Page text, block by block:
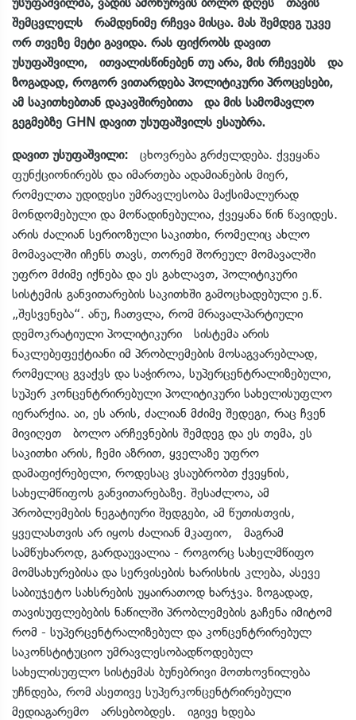
შემცვლელს რამდენიმე რჩევა მისცა. მას შემდეგ უკვე
ორ თვეზე მეტი გავიდა. რას ფიქრობს დავით
უსუფაშვილი, ითვალისწინებენ თუ არა, მის რჩევებს და
ზოგადად, როგორ ვითარდება პოლიტიკური პროცესები,
ამ საკითხებთან დაკავშირებითა და მის სამომავლო
გეგმებზე GHN დავით უსუფაშვილს ესაუბრა.
დავით უსუფაშვილი: ცხოვრება გრძელდება. ქვეყანა
ფუნქციონირებს და იმართება ადამიანების მიერ,
რომელთა უდიდესი უმრავლესობა მაქსიმალურად
მონდომებული და მოწადინებულია, ქვეყანა წინ წავიდეს.
არის ძალიან სერიოზული საკითხი, რომელიც ახლო
მომავალში იჩენს თავს, თორემ შორეულ მომავალში
უფრო მძიმე იქნება და ეს გახლავთ, პოლიტიკური
სისტემის განვითარების საკითხში გამოცხადებული ე.წ.
„შესვენება“. ანუ, ჩათვლა, რომ მრავალპარტიული
დემოკრატიული პოლიტიკური სისტემა არის
ნაკლებეფექტიანი იმ პრობლემების მოსაგვარებლად,
რომელიც გვაქვს და საჭიროა, სუპერცენტრალიზებული,
სუპერ კონცენტრირებული პოლიტიკური სახელისუფლო
იერარქია. აი, ეს არის, ძალიან მძიმე შედეგი, რაც ჩვენ
მივიღეთ ბოლო არჩევნების შემდეგ და ეს თემა, ეს
საკითხი არის, ჩემი აზრით, ყველაზე უფრო
დამაფიქრებელი, როდესაც ვსაუბრობთ ქვეყნის,
სახელმწიფოს განვითარებაზე. შესაძლოა, ამ
პრობლემების ნეგატიური შედგები, ამ წუთისთვის,
ყველასთვის არ იყოს ძალიან მკაფიო, მაგრამ
სამწუხაროდ, გარდაუვალია - როგორც სახელმწიფო
მომსახურებისა და სერვისების ხარისხის კლება, ასევე
საბიუჯეტო სახსრების უყაირათოდ ხარჯვა. ზოგადად,
თავისუფლებების ნაწილში პრობლემების გაჩენა იმიტომ
რომ - სუპერცენტრალიზებულ და კონცენტრირებულ
საკონსტიტუციო უმრავლესობადწოდებულ
სახელისუფლო სისტემას ბუნებრივი მოთხოვნილება
უჩნდება, რომ ასეთივე სუპერკონცენტრირებული
მედიაგარემო არსებობდეს. იგივე ხდება